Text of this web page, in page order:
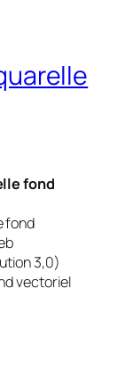
fond
fond
3,0)
vectoriel